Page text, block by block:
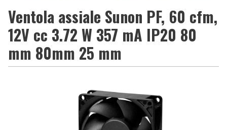
Ventola assiale Sunon PF, 60 cfm,
12V cc 3.72 W 357 mA IP20 80
mm 80mm 25 mm